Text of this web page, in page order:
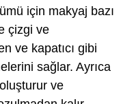
için makyaj bazı
çizgi ve
ve kapatıcı gibi
sağlar. Ayrıca
ve